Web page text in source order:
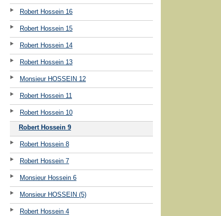
Robert Hossein 16
Robert Hossein 15
Robert Hossein 14
Robert Hossein 13
Monsieur HOSSEIN 12
Robert Hossein 11
Robert Hossein 10
Robert Hossein 9
Robert Hossein 8
Robert Hossein 7
Monsieur Hossein 6
Monsieur HOSSEIN (5)
Robert Hossein 4